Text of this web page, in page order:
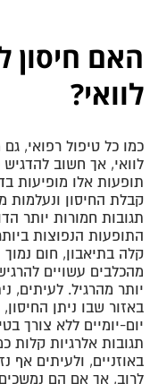
האם חיסון
לוואי?
כמו כל טיפול רפואי,
לוואי, אך חשוב להדגיש
תופעות אלו מופיעות
קבלת החיסון ונעלמות
תגובות חמורות יותר
התופעות הנפוצות
קלה בתיאבון, חום
מהכלבים עשויים
יותר מהרגיל. לעיתים,
באזור שבו ניתן
יום-יומיים ללא צורך
תגובות אלרגיות קלות
באוזניים, ולעיתים אף
לרוב, אך אם הם